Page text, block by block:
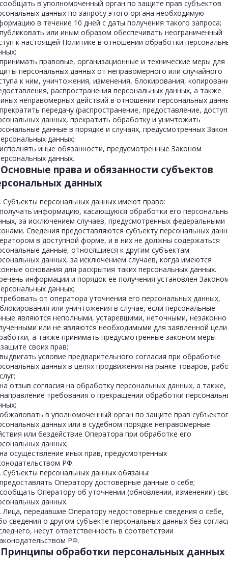
в уполномоченный орган по защите прав субъектов
данных по запросу этого органа необходимую
в течение 10 дней с даты получения такого запроса;
или иным образом обеспечивать неограниченный
к настоящей Политике в отношении обработки
правовые, организационные и технические меры для
персональных данных от неправомерного или случайного
к ним, уничтожения, изменения, блокирования,
распространения персональных данных, а также
неправомерных действий в отношении персональных
передачу (распространение, предоставление,
данных, прекратить обработку и уничтожить
данные в порядке и случаях, предусмотренных
данных;
иные обязанности, предусмотренные Законом
данных.
права и обязанности субъектов
данных
Субъекты персональных данных имеют право:
информацию, касающуюся обработки его
за исключением случаев, предусмотренных федеральными
Сведения предоставляются субъекту персональных
в доступной форме, и в них не должны содержаться
данные, относящиеся к другим субъектам
данных, за исключением случаев, когда имеются
основания для раскрытия таких персональных данных.
информации и порядок ее получения установлен
данных;
от оператора уточнения его персональных данных,
или уничтожения в случае, если персональные
являются неполными, устаревшими, неточными, незаконно
или не являются необходимыми для заявленной цели
а также принимать предусмотренные законом меры
своих прав;
условие предварительного согласия при обработке
данных в целях продвижения на рынке товаров,
отзыв согласия на обработку персональных данных, а также,
требования о прекращении обработки
в уполномоченный орган по защите прав
данных или в судебном порядке неправомерные
или бездействие Оператора при обработке его
данных;
осуществление иных прав, предусмотренных
РФ.
Субъекты персональных данных обязаны:
Оператору достоверные данные о себе;
Оператору об уточнении (обновлении, изменении)
данных.
Лица, передавшие Оператору недостоверные сведения о себе,
сведения о другом субъекте персональных данных без
несут ответственность в соответствии
РФ.
обработки персональных данных